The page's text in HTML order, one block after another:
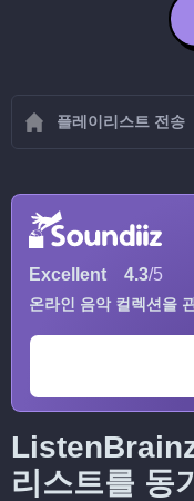
플레이리스트 전송
Excellent 4.3/5
온라인 음악 컬렉션을
리스트를 동